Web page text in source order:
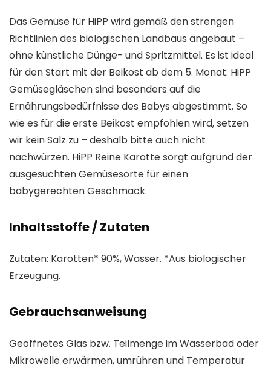
Das Gemüse für HiPP wird gemäß den strengen
Richtlinien des biologischen Landbaus angebaut –
ohne künstliche Dünge- und Spritzmittel. Es ist ideal
für den Start mit der Beikost ab dem 5. Monat. HiPP
Gemüsegläschen sind besonders auf die
Ernährungsbedürfnisse des Babys abgestimmt. So
wie es für die erste Beikost empfohlen wird, setzen
wir kein Salz zu – deshalb bitte auch nicht
nachwürzen. HiPP Reine Karotte sorgt aufgrund der
ausgesuchten Gemüsesorte für einen
babygerechten Geschmack.
Inhaltsstoffe / Zutaten
Zutaten: Karotten* 90%, Wasser. *Aus biologischer
Erzeugung.
Gebrauchsanweisung
Geöffnetes Glas bzw. Teilmenge im Wasserbad oder
Mikrowelle erwärmen, umrühren und Temperatur